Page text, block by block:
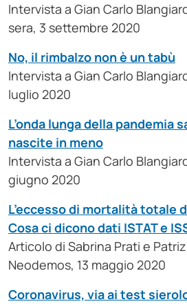
Intervista a Gian Carlo
sera, 3 settembre 2020
No, il rimbalzo non è un tabù
Intervista a Gian Carlo
luglio 2020
L’onda lunga della pandemia
nascite in meno
Intervista a Gian Carlo
giugno 2020
L’eccesso di mortalità totale
Cosa ci dicono dati ISTAT e
Articolo di Sabrina Prati e
Neodemos, 13 maggio 2020
Coronavirus, via ai test